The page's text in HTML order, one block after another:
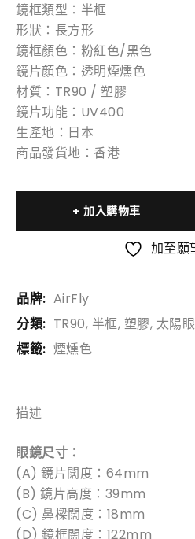
鏡框類型：半框
形狀：長方形
鏡框顏色：粉紅色/黑色
鏡片顏色：透明煙燻色
材質：TR90 / 塑膠
鏡片功能：UV400
生產地：日本
商品發貨地：香港
加入購物車
加至願
品牌: AirFly
分類: TR90, 半框, 塑膠, 太陽
標籤: 煙燻色
描述
眼鏡尺寸：
(A) 鏡片闊度：64mm
(B) 鏡片高度：39mm
(C) 鼻樑闊度：18mm
(D) 鏡框闊度：122mm